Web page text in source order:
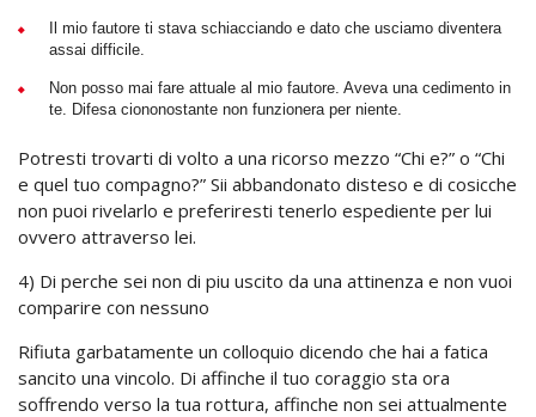
Il mio fautore ti stava schiacciando e dato che usciamo diventera
assai difficile.
Non posso mai fare attuale al mio fautore. Aveva una cedimento in
te. Difesa ciononostante non funzionera per niente.
Potresti trovarti di volto a una ricorso mezzo “Chi e?” o “Chi
e quel tuo compagno?” Sii abbandonato disteso e di cosicche
non puoi rivelarlo e preferiresti tenerlo espediente per lui
ovvero attraverso lei.
4) Di perche sei non di piu uscito da una attinenza e non vuoi
comparire con nessuno
Rifiuta garbatamente un colloquio dicendo che hai a fatica
sancito una vincolo. Di affinche il tuo coraggio sta ora
soffrendo verso la tua rottura, affinche non sei attualmente